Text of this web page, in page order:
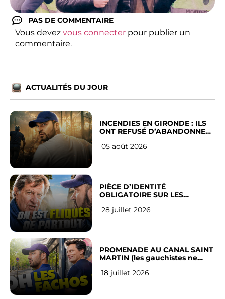
PAS DE COMMENTAIRE
Vous devez vous connecter pour publier un
commentaire.
ACTUALITÉS DU JOUR
INCENDIES EN GIRONDE : ILS
ONT REFUSÉ D’ABANDONNER
05 août 2026
PIÈCE D’IDENTITÉ
OBLIGATOIRE SUR LES
Français
28 juillet 2026
PROMENADE AU CANAL SAINT
MARTIN (les gauchistes ne
18 juillet 2026